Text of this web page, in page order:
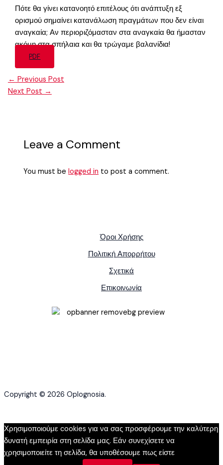
Πότε θα γίνει κατανοητό επιτέλους ότι ανάπτυξη εξ
ορισμού σημαίνει κατανάλωση πραγμάτων που δεν είναι
αναγκαία; Αν περιοριζόμασταν στα αναγκαία θα ήμασταν
ακόμη στα σπήλαια και θα τρώγαμε βαλανίδια!
PDF
← Previous Post
Next Post →
Leave a Comment
You must belogged in to post a comment.
Όροι Χρήσης
Πολιτική Απορρήτου
Σχετικά
Επικοινωνία
Copyright © 2026 Oplognosia.
Χρησιμοποιούμε cookies για να σας προσφέρουμε την καλύτερη
δυνατή εμπειρία στη σελίδα μας. Εάν συνεχίσετε να
χρησιμοποιείτε τη σελίδα, θα υποθέσουμε πως είστε